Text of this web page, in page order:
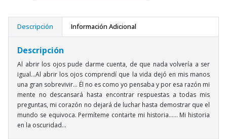
Descripción Información Adicional
Descripción
Al abrir los ojos pude darme cuenta, de que nada volvería a ser
igual...Al abrir los ojos comprendí que la vida dejó en mis manos
una gran sobrevivir... Él no es como yo pensaba y por esa razón mi
mente no descansará hasta encontrar respuestas a todas mis
preguntas, mi corazón no dejará de luchar hasta demostrar que el
mundo se equivoca. Permíteme contarte mi historia...... Mi historia
en la oscuridad...